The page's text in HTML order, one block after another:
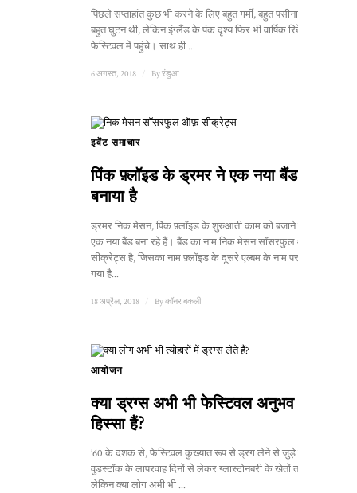
पिछले सप्ताहांत कुछ भी करने के लिए बहुत गर्मी, बहुत पसीना और
बहुत घुटन थी, लेकिन इंग्लैंड के पंक दृश्य फिर भी वार्षिक रिबेलियन
फेस्टिवल में पहुंचे। साथ ही ...
6 अगस्त, 2018 Byरंडुआ
इवेंट समाचार
पिंक फ़्लॉइड के ड्रमर ने एक नया बैंड
बनाया है
ड्रमर निक मेसन, पिंक फ़्लॉइड के शुरुआती काम को बजाने के लिए
एक नया बैंड बना रहे हैं। बैंड का नाम निक मेसन सॉसरफुल ऑफ़
सीक्रेट्स है, जिसका नाम फ़्लॉइड के दूसरे एल्बम के नाम पर रखा
गया है...
18 अप्रैल, 2018 Byकॉनर बकली
आयोजन
क्या ड्रग्स अभी भी फेस्टिवल अनुभव का
हिस्सा हैं?
’60 के दशक से, फेस्टिवल कुख्यात रूप से ड्रग लेने से जुड़े रहे हैं,
वुडस्टॉक के लापरवाह दिनों से लेकर ग्लास्टोनबरी के खेतों तक।
लेकिन क्या लोग अभी भी ...